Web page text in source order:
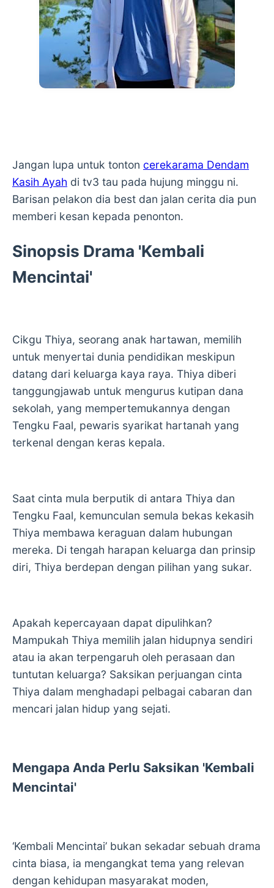
Jangan lupa untuk tonton cerekarama Dendam
Kasih Ayah di tv3 tau pada hujung minggu ni.
Barisan pelakon dia best dan jalan cerita dia pun
memberi kesan kepada penonton.
Sinopsis Drama 'Kembali
Mencintai'
Cikgu Thiya, seorang anak hartawan, memilih
untuk menyertai dunia pendidikan meskipun
datang dari keluarga kaya raya. Thiya diberi
tanggungjawab untuk mengurus kutipan dana
sekolah, yang mempertemukannya dengan
Tengku Faal, pewaris syarikat hartanah yang
terkenal dengan keras kepala.
Saat cinta mula berputik di antara Thiya dan
Tengku Faal, kemunculan semula bekas kekasih
Thiya membawa keraguan dalam hubungan
mereka. Di tengah harapan keluarga dan prinsip
diri, Thiya berdepan dengan pilihan yang sukar.
Apakah kepercayaan dapat dipulihkan?
Mampukah Thiya memilih jalan hidupnya sendiri
atau ia akan terpengaruh oleh perasaan dan
tuntutan keluarga? Saksikan perjuangan cinta
Thiya dalam menghadapi pelbagai cabaran dan
mencari jalan hidup yang sejati.
Mengapa Anda Perlu Saksikan 'Kembali
Mencintai'
‘Kembali Mencintai’ bukan sekadar sebuah drama
cinta biasa, ia mengangkat tema yang relevan
dengan kehidupan masyarakat moden,